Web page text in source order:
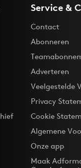
Service &
Contact
Abonneren
Adverteren
Veelgestelde
Privacy
Cookie
Algemene
Onze app
Maak